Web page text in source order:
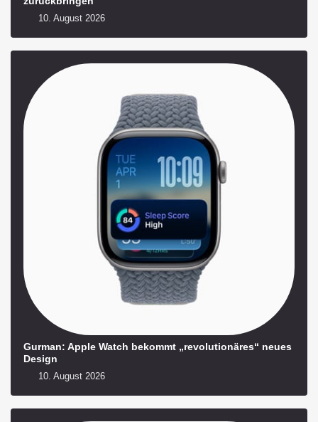
10. August 2026
Gurman: Apple Watch bekommt „revolutionäres“ neues
Design
10. August 2026